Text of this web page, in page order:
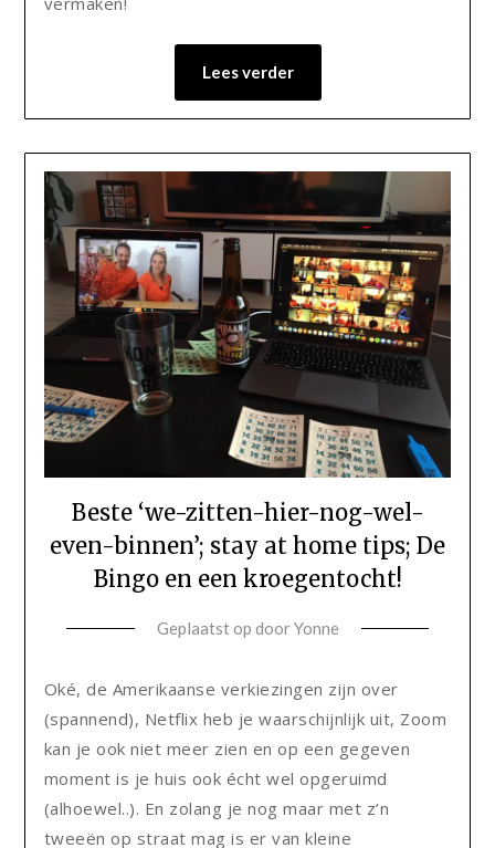
Lees verder
Beste ‘we-zitten-hier-nog-wel-
even-binnen’; stay at home tips; De
Bingo en een kroegentocht!
Geplaatst op doorYonne
Oké, de Amerikaanse verkiezingen zijn over
(spannend), Netflix heb je waarschijnlijk uit, Zoom
kan je ook niet meer zien en op een gegeven
moment is je huis ook écht wel opgeruimd
(alhoewel..). En zolang je nog maar met z’n
tweeën op straat mag is er van kleine